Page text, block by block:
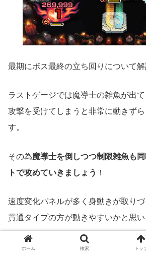
最期にボス最終の立ち回りについて解
ラストゲージでは魔導士の雑魚が出
攻撃を受けてしまうと非常に動きず
す。
その為魔導士を倒しつつ制限雑魚も
トで攻めていきましょう ！
速度変化パネルが多く身動きが取り
貫通タイプの方が動きやすいかと思い
反射タイプは撃種変化パネルを上手
ホーム 検索 トッ